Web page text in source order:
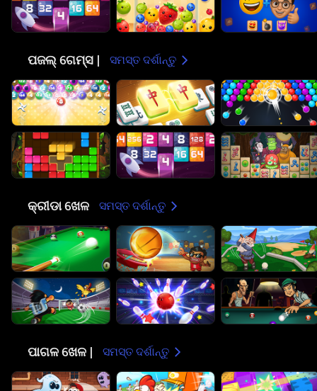
ପଜଲ୍ ଗେମ୍ସ | ସମସ୍ତ ଦର୍ଶାନ୍ତୁ
କ୍ରୀଡା ଖେଳ ସମସ୍ତ ଦର୍ଶାନ୍ତୁ
ପାଗଳ ଖେଳ | ସମସ୍ତ ଦର୍ଶାନ୍ତୁ